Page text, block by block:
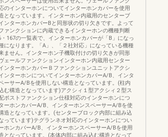
のインターホンについてインターホンカバーを使用
となっています。インターホン内蔵用のセンターブ
ンターホンカバーBと同形状の切り欠きです。よって
ァンクションに内蔵できるインターホンの機種判断
・167の一覧表で、インターホンカバーが「B」になっ
になります。「A」、「２社対応」になっている機種
ません。インターホン子機取付けの切り欠きが同形
ェールファンクションインターホン内蔵用センター
ンターホンカバーＢファンクションユニットアクシ
ンターホンについてインターホンカバーA/B、インタ
ーサーA/Bを使用しない構造となっています。(柱内
む構造となっています)アクシィ１型アクシィ２型ス
ポストファンクション仕様対応のインターホンにつ
ーホンカバーA/B、インターホンスペーサーA/Bを使
造となっています。(センターブロック内部に組み込
っています)テグランネオ対応のインターホンについ
ホンカバーA/B、インターホンスペーサーA/Bを使用
となっています。(本体内部に組み込む構造となって